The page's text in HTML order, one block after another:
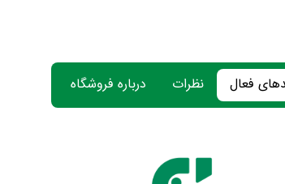
فعال نظرات درباره فروشگاه